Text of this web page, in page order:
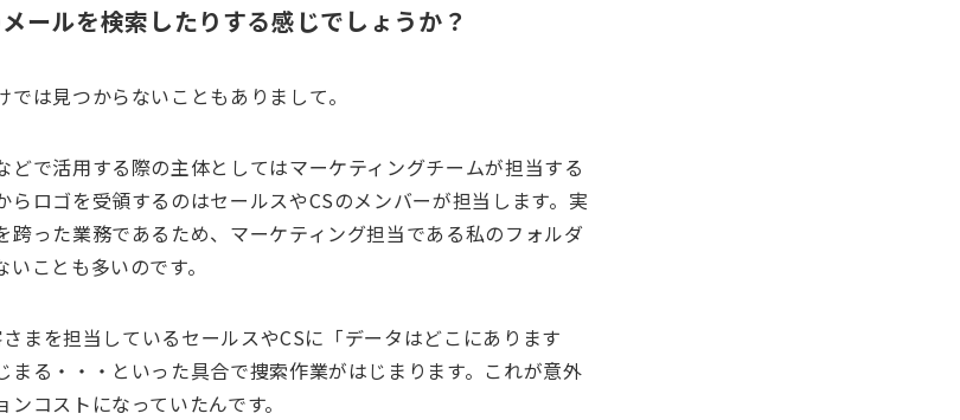
ルを検索したりする感じでしょうか？
は見つからないこともありまして。
どで活用する際の主体としてはマーケティングチームが担当する
らロゴを受領するのはセールスやCSのメンバーが担当します。実
跨った業務であるため、マーケティング担当である私のフォルダ
ことも多いのです。
まを担当しているセールスやCSに「データはどこにあります
まる・・・といった具合で捜索作業がはじまります。これが意外
コストになっていたんです。